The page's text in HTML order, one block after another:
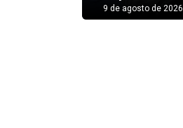
9 de agosto de 2026